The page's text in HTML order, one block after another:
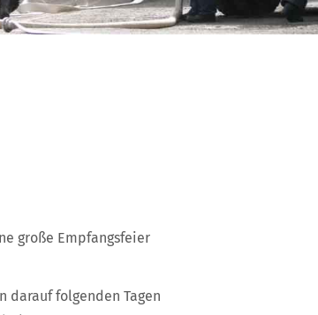
große Empfangsfeier
darauf folgenden Tagen